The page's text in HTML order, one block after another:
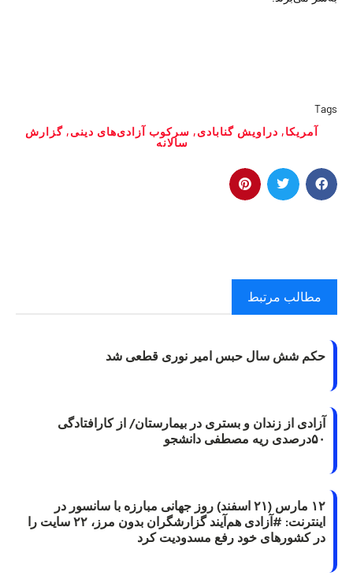
Tags
آمریکا, دراویش گنابادی, سرکوب آزادی‌های دینی, گزارش
سالانه
مطالب مرتبط
حکم شش سال حبس امیر نوری قطعی شد
آزادی از زندان و بستری در بیمارستان/ از کارافتادگی
۵۰درصدی ریه مصطفی دانشجو
۱۲ مارس (۲۱ اسفند) روز جهانی مبارزه با سانسور در
اینترنت: #آزادی هم‌آیند گزارشگران‌ بدون مرز، ۲۲ سایت را
در کشورهای خود رفع مسدودیت کرد